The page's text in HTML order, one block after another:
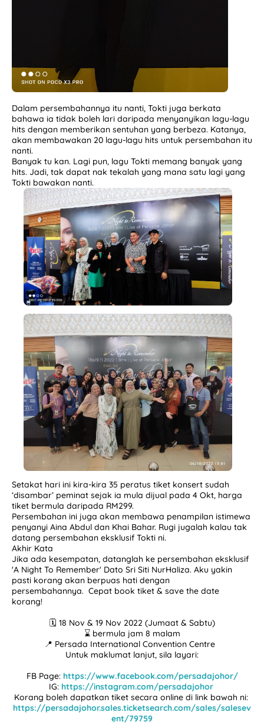
Dalam persembahannya itu nanti, Tokti juga berkata
bahawa ia tidak boleh lari daripada menyanyikan lagu-lagu
hits dengan memberikan sentuhan yang berbeza. Katanya,
akan membawakan 20 lagu-lagu hits untuk persembahan itu
nanti.
Banyak tu kan. Lagi pun, lagu Tokti memang banyak yang
hits. Jadi, tak dapat nak tekalah yang mana satu lagi yang
Tokti bawakan nanti.
Setakat hari ini kira-kira 35 peratus tiket konsert sudah
‘disambar’ peminat sejak ia mula dijual pada 4 Okt, harga
tiket bermula daripada RM299.
Persembahan ini juga akan membawa penampilan istimewa
penyanyi Aina Abdul dan Khai Bahar. Rugi jugalah kalau tak
datang persembahan eksklusif Tokti ni.
Akhir Kata
Jika ada kesempatan, datanglah ke persembahan eksklusif
'A Night To Remember' Dato Sri Siti NurHaliza. Aku yakin
pasti korang akan berpuas hati dengan
persembahannya. Cepat book tiket & save the date
korang!
🗓 18 Nov & 19 Nov 2022 (Jumaat & Sabtu)
⌛ bermula jam 8 malam
📍 Persada International Convention Centre
Untuk maklumat lanjut, sila layari:
FB Page: https://www.facebook.com/persadajohor/
IG: https://instagram.com/persadajohor
Korang boleh dapatkan tiket secara online di link bawah ni:
https://persadajohor.sales.ticketsearch.com/sales/salesev
ent/79759